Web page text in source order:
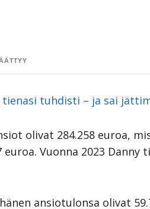
tuhdisti – ja sai
olivat 284.258 euroa,
Vuonna 2023 Danny
ansiotulonsa olivat